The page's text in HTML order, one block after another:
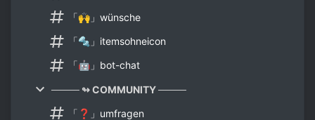
「🙌」wünsche
「🔩」itemsohneicon
「🤖」bot-chat
──── ↬ COMMUNITY ────
「❓」umfragen